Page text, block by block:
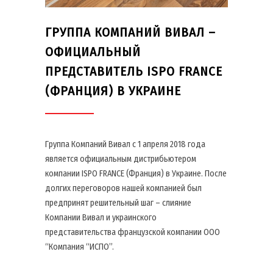
ГРУППА КОМПАНИЙ ВИВАЛ –
ОФИЦИАЛЬНЫЙ
ПРЕДСТАВИТЕЛЬ ISPO FRANCE
(ФРАНЦИЯ) В УКРАИНЕ
Группа Компаний Вивал с 1 апреля 2018 года
является официальным дистрибьютером
компании ISPO FRANCE (Франция) в Украине. После
долгих переговоров нашей компанией был
предпринят решительный шаг – слияние
Компании Вивал и украинского
представительства французской компании ООО
“Компания “ИСПО”.